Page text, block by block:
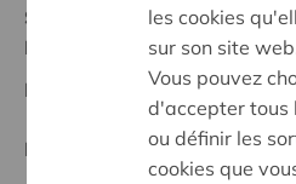
Statut:
Dender-Zwalm
Date de décision:11/05/
Décision: Approuvé
les cookies
sur son site
Vous pouvez
d'accepter tous
ou définir les
cookies que